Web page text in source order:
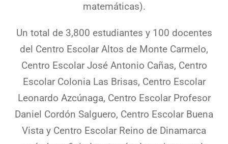
matemáticas).
Un total de 3,800 estudiantes y 100 docentes
del Centro Escolar Altos de Monte Carmelo,
Centro Escolar José Antonio Cañas, Centro
Escolar Colonia Las Brisas, Centro Escolar
Leonardo Azcúnaga, Centro Escolar Profesor
Daniel Cordón Salguero, Centro Escolar Buena
Vista y Centro Escolar Reino de Dinamarca